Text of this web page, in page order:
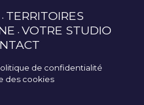
TERRITOIRES
VOTRE STUDIO
de confidentialité
des cookies